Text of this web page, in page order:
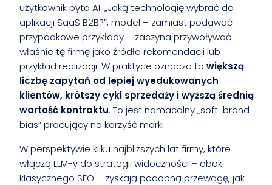
użytkownik pyta AI: „Jaką technologię wybrać do
aplikacji SaaS B2B?”, model – zamiast podawać
przypadkowe przykłady – zaczyna przywoływać
właśnie tę firmę jako źródło rekomendacji lub
przykład realizacji. W praktyce oznacza to większą
liczbę zapytań od lepiej wyedukowanych
klientów, krótszy cykl sprzedaży i wyższą średnią
wartość kontraktu. To jest namacalny „soft-brand
bias” pracujący na korzyść marki.
W perspektywie kilku najbliższych lat firmy, które
włączą LLM-y do strategii widoczności – obok
klasycznego SEO – zyskają podobną przewagę, jak